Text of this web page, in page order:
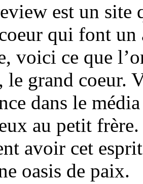
est un site
qui font
voici ce que
le grand coeur.
dans le
au petit
avoir cet
oasis de paix.